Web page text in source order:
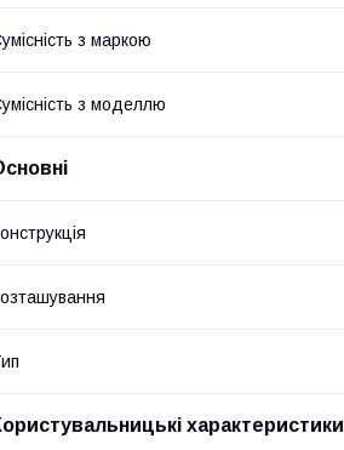
з маркою
з моделлю
характеристики